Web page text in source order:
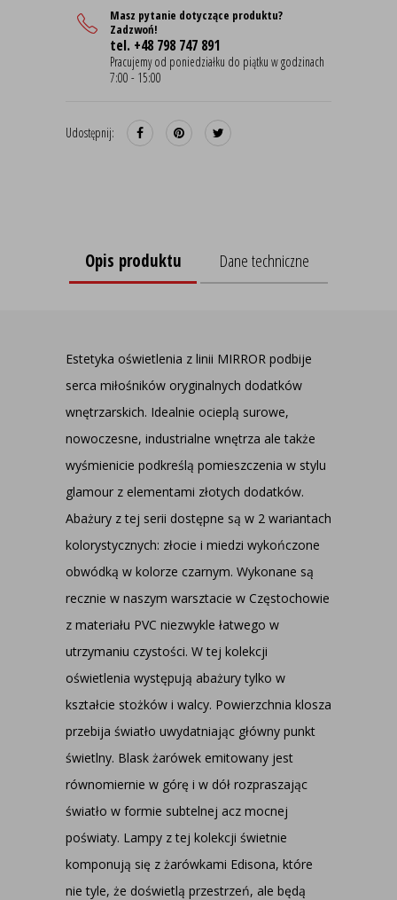
Masz pytanie dotyczące produktu?
Zadzwoń!
tel. +48 798 747 891
Pracujemy od poniedziałku do piątku w godzinach
7:00 - 15:00
Udostępnij:
Opis produktu Dane techniczne
Estetyka oświetlenia z linii MIRROR podbije
serca miłośników oryginalnych dodatków
wnętrzarskich. Idealnie ocieplą surowe,
nowoczesne, industrialne wnętrza ale także
wyśmienicie podkreślą pomieszczenia w stylu
glamour z elementami złotych dodatków.
Abażury z tej serii dostępne są w 2 wariantach
kolorystycznych: złocie i miedzi wykończone
obwódką w kolorze czarnym. Wykonane są
recznie w naszym warsztacie w Częstochowie
z materiału PVC niezwykle łatwego w
utrzymaniu czystości. W tej kolekcji
oświetlenia występują abażury tylko w
kształcie stożków i walcy. Powierzchnia klosza
przebija światło uwydatniając główny punkt
świetlny. Blask żarówek emitowany jest
równomiernie w górę i w dół rozpraszając
światło w formie subtelnej acz mocnej
poświaty. Lampy z tej kolekcji świetnie
komponują się z żarówkami Edisona, które
nie tyle, że doświetlą przestrzeń, ale będą